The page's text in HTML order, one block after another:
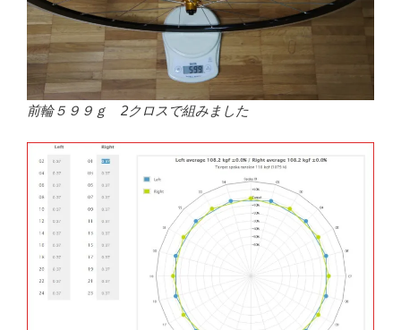
前輪５９９ｇ 2クロスで組みました